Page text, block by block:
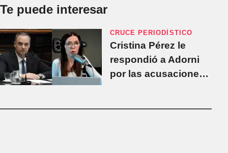
Te puede interesar
CRUCE PERIODÍSTICO
Cristina Pérez le
respondió a Adorni
por las acusaciones